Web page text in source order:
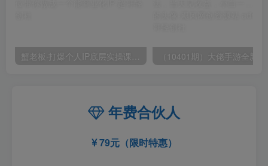
蟹老板·打爆个人IP底层实操课，教你成熟专业的打造IP技能，全方位带你做成一个能商业化IP
年费合伙人
79元（限时特惠）